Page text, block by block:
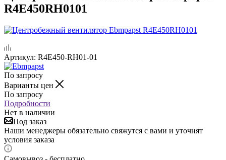
R4E450RH0101
Артикул: R4E450-RH01-01
По запросу
Варианты цен
По запросу
Подробности
Нет в наличии
Под заказ
Наши менеджеры обязательно свяжутся с вами и уточнят
условия заказа